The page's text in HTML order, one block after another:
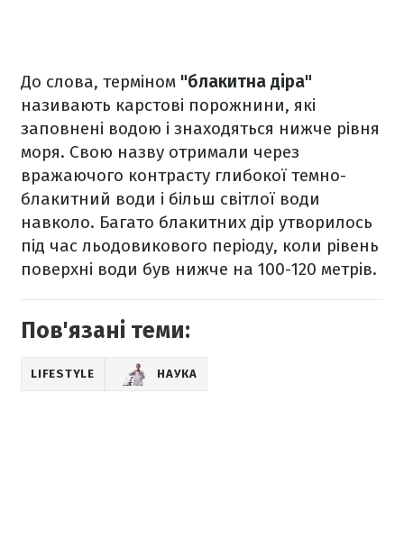
До слова, терміном "блакитна діра"
називають карстові порожнини, які
заповнені водою і знаходяться нижче рівня
моря. Свою назву отримали через
вражаючого контрасту глибокої темно-
блакитний води і більш світлої води
навколо. Багато блакитних дір утворилось
під час льодовикового періоду, коли рівень
поверхні води був нижче на 100-120 метрів.
Пов'язані теми:
LIFESTYLE НАУКА